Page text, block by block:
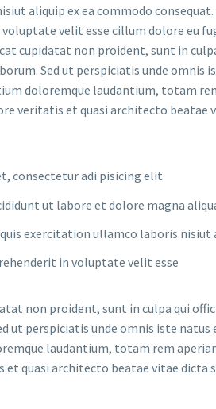
aliquip ex ea commodo consequat.
velit esse cillum dolore eu
cupidatat non proident, sunt in
Sed ut perspiciatis unde omnis
doloremque laudantium, totam
veritatis et quasi architecto beatae
consectetur adi pisicing elit
ut labore et dolore magna
exercitation ullamco laboris nisiut
in voluptate velit esse
non proident, sunt in culpa qui
ut perspiciatis unde omnis iste natus
laudantium, totam rem
quasi architecto beatae vitae dicta